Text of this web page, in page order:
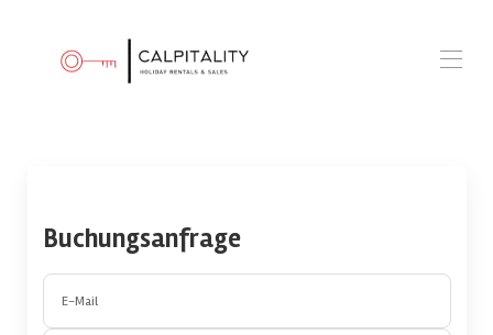
Kontaktieren Sie uns
Vermieten Sie Ihre Immobilie
Buchungsanfrage
E-Mail